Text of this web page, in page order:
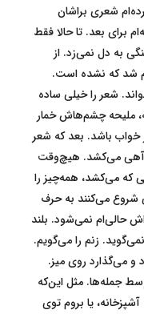
شعری براشان
برای بعد. تا حالا فقط
به دل نمی‌زد. از
شد که نشده است.
شعر را خیلی ساده
ملیحه چشم‌هاش خمار
خواب باشد. بعد که شعر
و آهی می‌کشد. هیچ‌وقت
که می‌کشد، همه‌چیز را
شروع می‌کنند به حرف
حالی‌ام نمی‌شود. بلند
زنم را می‌گویم.
و می‌گذارد روی میز.
جمله‌ها. مثل این‌که
یا بروم توی